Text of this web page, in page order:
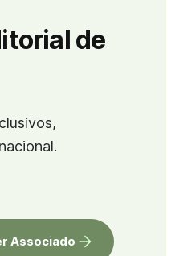
de
Associado